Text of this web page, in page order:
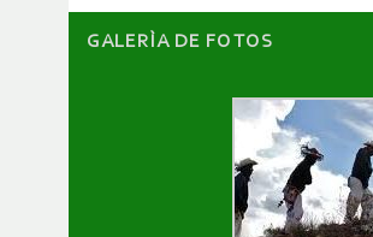
GALERÌA DE FOTOS